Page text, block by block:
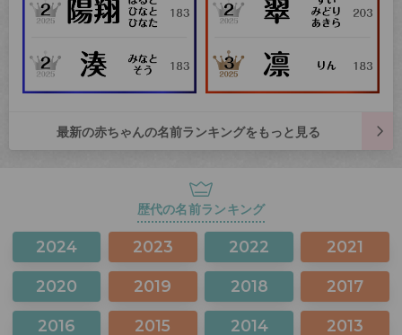
最新の赤ちゃんの名前ランキングをもっと見る
歴代の名前ランキング
2024 2023 2022 2021
2020 2019 2018 2017
2016 2015 2014 2013